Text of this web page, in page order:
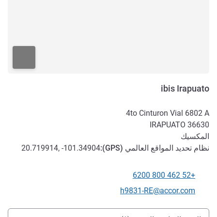
ibis Irapuato
4to Cinturon Vial 6802 A
36630
IRAPUATO
المكسيك
نظام تحديد المواقع العالمي (GPS
):
20.719914, -101.34904
الهاتف
+52 462 800 6200
تواصل معنا عبر البريد الإلكتروني
h9831-RE@accor.com
الوصول والتنقل